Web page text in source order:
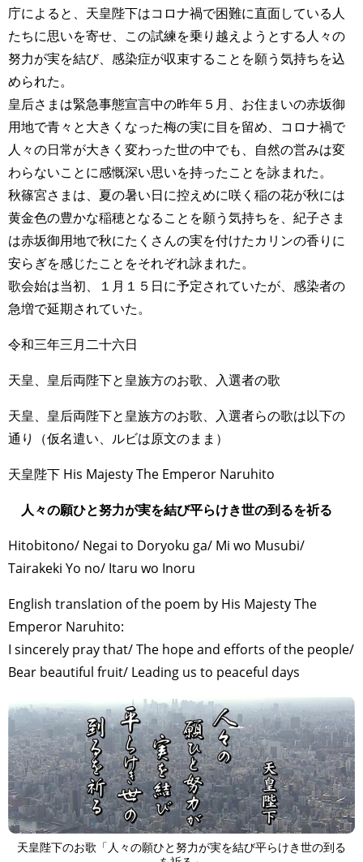
庁によると、天皇陛下はコロナ禍で困難に直面している人
たちに思いを寄せ、この試練を乗り越えようとする人々の
努力が実を結び、感染症が収束することを願う気持ちを込
められた。
皇后さまは緊急事態宣言中の昨年５月、お住まいの赤坂御
用地で青々と大きくなった梅の実に目を留め、コロナ禍で
人々の日常が大きく変わった世の中でも、自然の営みは変
わらないことに感慨深い思いを持ったことを詠まれた。
秋篠宮さまは、夏の暑い日に控えめに咲く稲の花が秋には
黄金色の豊かな稲穂となることを願う気持ちを、紀子さま
は赤坂御用地で秋にたくさんの実を付けたカリンの香りに
安らぎを感じたことをそれぞれ詠まれた。
歌会始は当初、１月１５日に予定されていたが、感染者の
急増で延期されていた。
令和三年三月二十六日
天皇、皇后両陛下と皇族方のお歌、入選者の歌
天皇、皇后両陛下と皇族方のお歌、入選者らの歌は以下の
通り（仮名遣い、ルビは原文のまま）
天皇陛下 His Majesty The Emperor Naruhito
人々の願ひと努力が実を結び平らけき世の到るを祈る
Hitobitono/ Negai to Doryoku ga/ Mi wo Musubi/
Tairakeki Yo no/ Itaru wo Inoru
English translation of the poem by His Majesty The
Emperor Naruhito:
I sincerely pray that/ The hope and efforts of the people/
Bear beautiful fruit/ Leading us to peaceful days
天皇陛下のお歌「人々の願ひと努力が実を結び平らけき世の到る